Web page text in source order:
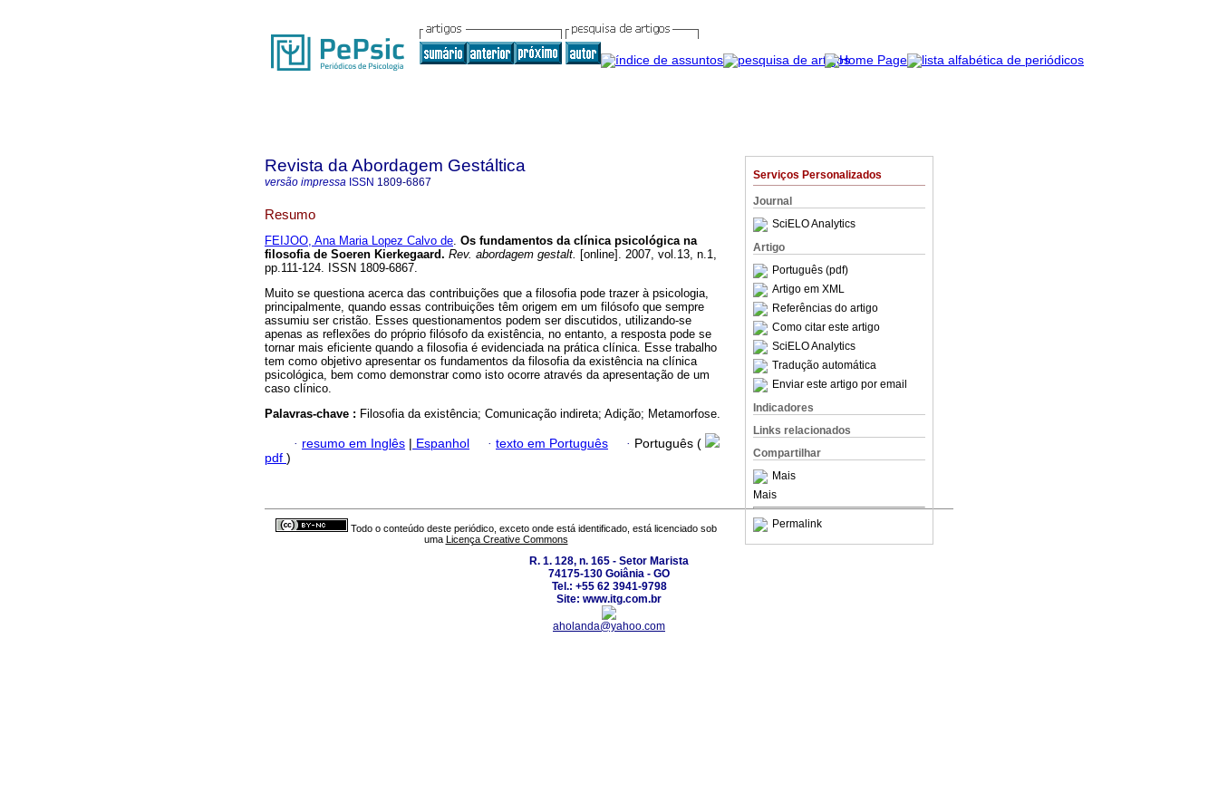
Serviços Personalizados
Journal
SciELO Analytics
Artigo
Português (pdf)
Artigo em XML
Referências do artigo
Como citar este artigo
SciELO Analytics
Tradução automática
Enviar este artigo por email
Indicadores
Links relacionados
Compartilhar
Mais
Mais
Permalink
Revista da Abordagem Gestáltica
versão impressa ISSN 1809-6867
Resumo
FEIJOO, Ana Maria Lopez Calvo de. Os fundamentos da clínica psicológica na
filosofia de Soeren Kierkegaard. Rev. abordagem gestalt. [online]. 2007, vol.13, n.1,
pp.111-124. ISSN 1809-6867.
Muito se questiona acerca das contribuições que a filosofia pode trazer à psicologia,
principalmente, quando essas contribuições têm origem em um filósofo que sempre
assumiu ser cristão. Esses questionamentos podem ser discutidos, utilizando-se
apenas as reflexões do próprio filósofo da existência, no entanto, a resposta pode se
tornar mais eficiente quando a filosofia é evidenciada na prática clínica. Esse trabalho
tem como objetivo apresentar os fundamentos da filosofia da existência na clínica
psicológica, bem como demonstrar como isto ocorre através da apresentação de um
caso clínico.
Palavras-chave : Filosofia da existência; Comunicação indireta; Adição; Metamorfose.
· resumo em Inglês | Espanhol · texto em Português · Português (
pdf )
Todo o conteúdo deste periódico, exceto onde está identificado, está licenciado sob
uma Licença Creative Commons
R. 1. 128, n. 165 - Setor Marista
74175-130 Goiânia - GO
Tel.: +55 62 3941-9798
Site: www.itg.com.br
aholanda@yahoo.com